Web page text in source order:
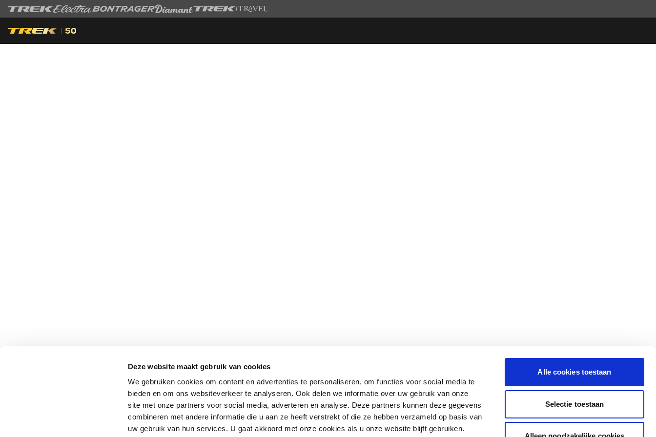
Deze website maakt gebruik van cookies
We gebruiken cookies om content en advertenties te personaliseren, om functies voor social media te
bieden en om ons websiteverkeer te analyseren. Ook delen we informatie over uw gebruik van onze
site met onze partners voor social media, adverteren en analyse. Deze partners kunnen deze gegevens
combineren met andere informatie die u aan ze heeft verstrekt of die ze hebben verzameld op basis van
uw gebruik van hun services. U gaat akkoord met onze cookies als u onze website blijft gebruiken.
Alle cookies toestaan
Selectie toestaan